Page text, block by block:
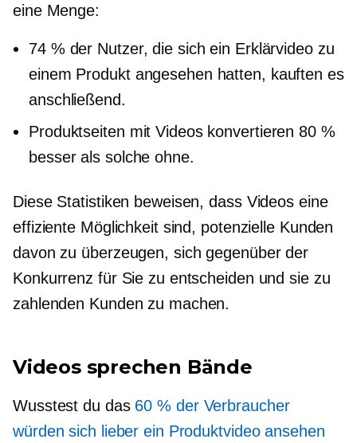
eine Menge:
74 % der Nutzer, die sich ein Erklärvideo zu
einem Produkt angesehen hatten, kauften es
anschließend.
Produktseiten mit Videos konvertieren 80 %
besser als solche ohne.
Diese Statistiken beweisen, dass Videos eine
effiziente Möglichkeit sind, potenzielle Kunden
davon zu überzeugen, sich gegenüber der
Konkurrenz für Sie zu entscheiden und sie zu
zahlenden Kunden zu machen.
Videos sprechen Bände
Wusstest du das 60 % der Verbraucher
würden sich lieber ein Produktvideo ansehen